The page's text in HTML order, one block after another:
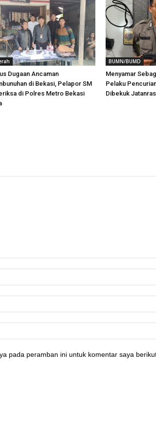
Dugaan Ancaman
di Bekasi, Pelapor SM
di Polres Metro Bekasi
BUMN/BUMD
Menyamar
Pelaku
Dibekuk
pada peramban ini untuk komentar saya